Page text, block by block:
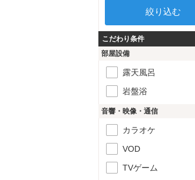
こだわり条件
部屋設備
露天風呂
岩盤浴
音響・映像・通信
カラオケ
VOD
TVゲーム